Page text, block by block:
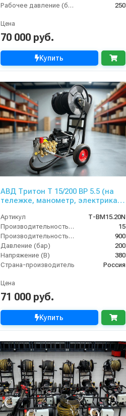
Рабочее давление (бар)
250
Цена
70 000 руб.
Купить
АВД Тритон Т 15/200 BР 5.5 (на
тележке, манометр, электрика с
Артикул
Т-BM15.20N
Производительность (л/мин)
15
Производительность (л/ч)
900
Давление (бар)
200
Напряжение (В)
380
Страна-производитель
Россия
Цена
71 000 руб.
Купить